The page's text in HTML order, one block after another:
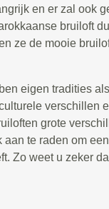
en er zal ook
bruiloft
ze de mooie
eigen tradities
verschillen
grote
aan te raden om
Zo weet u zeker